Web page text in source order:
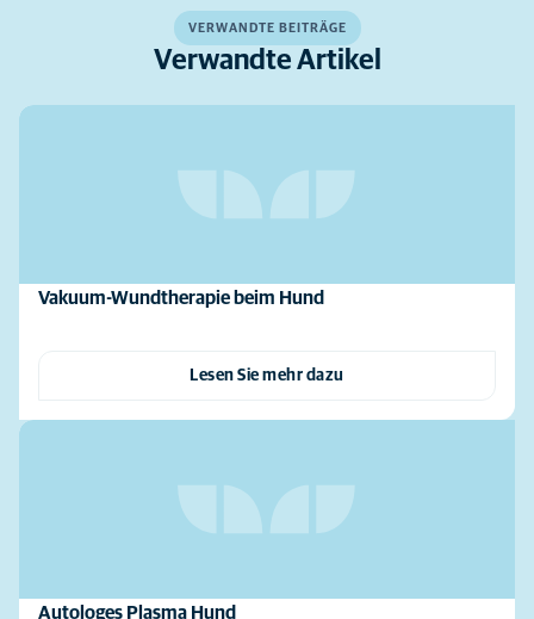
VERWANDTE BEITRÄGE
Verwandte Artikel
Vakuum-Wundtherapie beim Hund
Lesen Sie mehr dazu
Autologes Plasma Hund